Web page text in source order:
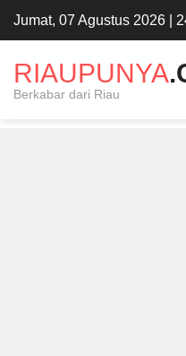
Jumat, 07 Agustus 2026 |
RIAUPUNYA
Berkabar dari Riau